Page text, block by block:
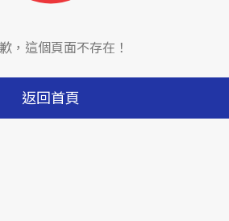
，這個頁面不存在！
返回首頁